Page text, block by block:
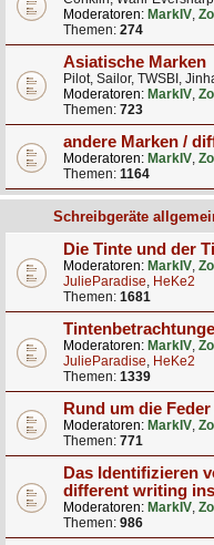
Moderatoren: MarkIV,
Themen: 274
Asiatische Marken
Pilot, Sailor, TWSBI,
Moderatoren: MarkIV,
Themen: 723
andere Marken /
Moderatoren: MarkIV,
Themen: 1164
Schreibgeräte
Die Tinte und der
Moderatoren: MarkIV,
JulieParadise, HeKe2
Themen: 1681
Moderatoren: MarkIV,
JulieParadise, HeKe2
Themen: 1339
Rund um die
Moderatoren: MarkIV,
Themen: 771
Das Identifizieren
different writing
Moderatoren: MarkIV,
Themen: 986